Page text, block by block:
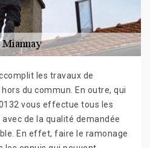
les travaux de
du commun. En outre, qui
vous effectue tous les
de la qualité demandée
En effet, faire le ramonage